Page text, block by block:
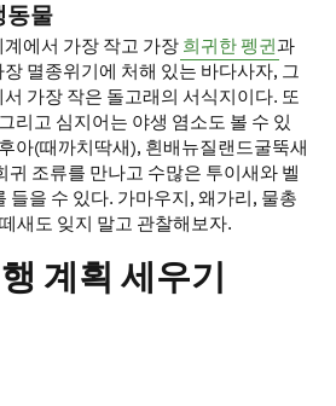
동물
에서 가장 작고 가장 희귀한 펭귄과
멸종위기에 처해 있는 바다사자, 그
가장 작은 돌고래의 서식지이다. 또
리고 심지어는 야생 염소도 볼 수 있
아(때까치딱새), 흰배뉴질랜드굴뚝새
귀 조류를 만나고 수많은 투이새와 벨
들을 수 있다. 가마우지, 왜가리, 물총
새도 잊지 말고 관찰해보자.
계획 세우기